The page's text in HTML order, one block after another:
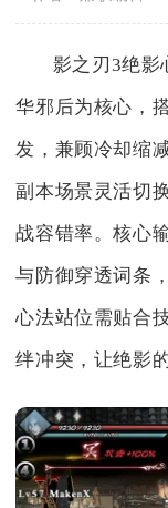
影之刃3绝影
华邪后为核心，
发，兼顾冷却缩
副本场景灵活切
战容错率。核心
与防御穿透词条
心法站位需贴合
绊冲突，让绝影